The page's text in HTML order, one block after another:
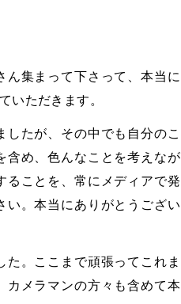
ん集まって下さって、本当に
いただきます。
たが、その中でも自分のこ
含め、色んなことを考えなが
ることを、常にメディアで発
い。本当にありがとうござい
。ここまで頑張ってこれま
カメラマンの方々も含めて本